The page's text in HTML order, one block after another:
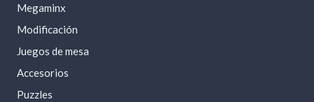
Megaminx
Modificación
Juegos de mesa
Accesorios
Puzzles